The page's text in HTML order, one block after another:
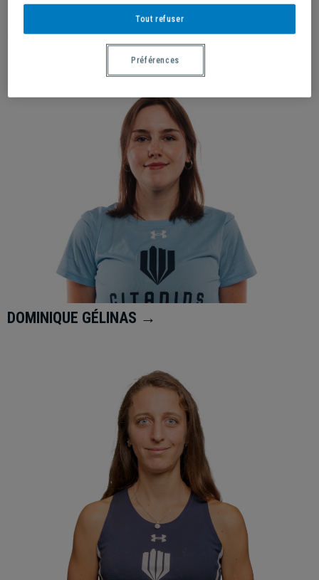
CYRILL JAMAL BELFORT →
DOMINIQUE GÉLINAS →
Tout refuser
Préférences